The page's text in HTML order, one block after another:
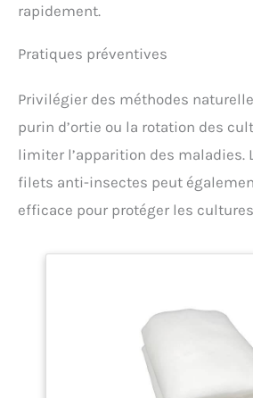
rapidement.
Pratiques préventives
Privilégier des méthodes
purin d’ortie ou la rotation des
limiter l’apparition des maladies.
filets anti-insectes peut
efficace pour protéger les